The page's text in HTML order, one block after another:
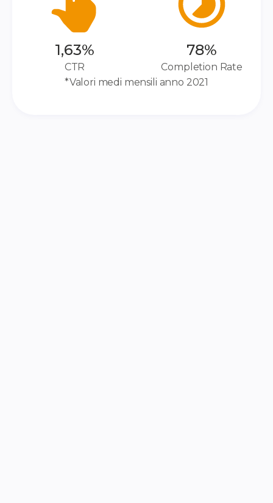
1,63%
CTR
78%
Completion Rate
*Valori medi mensili anno 2021